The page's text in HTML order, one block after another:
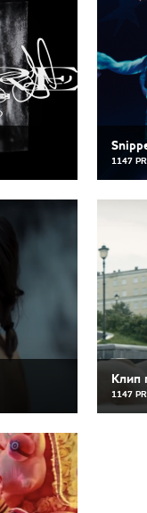
1147
Клип
1147